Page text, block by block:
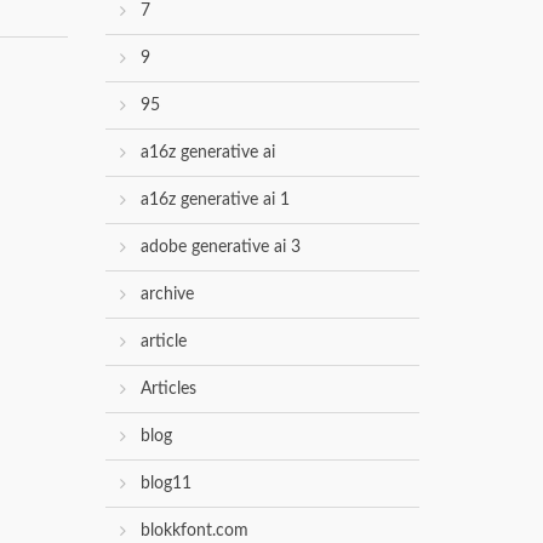
7
9
95
a16z generative ai
a16z generative ai 1
adobe generative ai 3
archive
article
Articles
blog
blog11
blokkfont.com